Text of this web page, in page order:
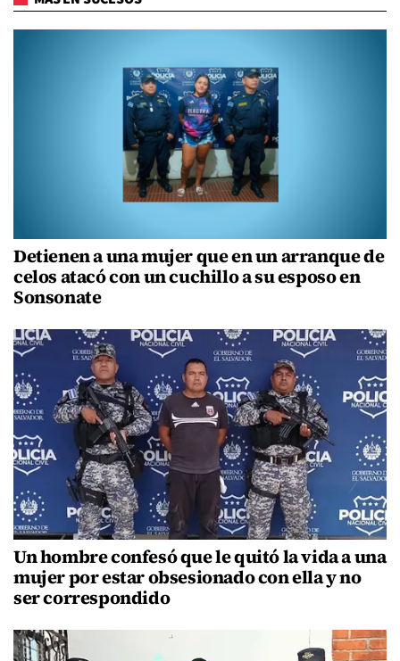
Detienen a una mujer que en un arranque de
celos atacó con un cuchillo a su esposo en
Sonsonate
Un hombre confesó que le quitó la vida a una
mujer por estar obsesionado con ella y no
ser correspondido